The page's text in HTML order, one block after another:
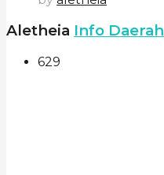
Aletheia Info Daerah
629